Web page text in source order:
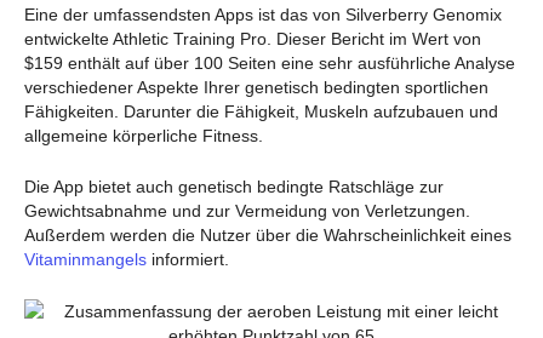
Eine der umfassendsten Apps ist das von Silverberry Genomix
entwickelte Athletic Training Pro. Dieser Bericht im Wert von
$159 enthält auf über 100 Seiten eine sehr ausführliche Analyse
verschiedener Aspekte Ihrer genetisch bedingten sportlichen
Fähigkeiten. Darunter die Fähigkeit, Muskeln aufzubauen und
allgemeine körperliche Fitness.
Die App bietet auch genetisch bedingte Ratschläge zur
Gewichtsabnahme und zur Vermeidung von Verletzungen.
Außerdem werden die Nutzer über die Wahrscheinlichkeit eines
Vitaminmangels informiert.